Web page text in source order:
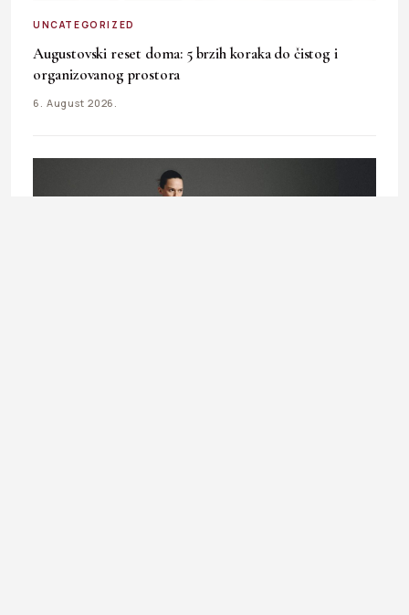
UNCATEGORIZED
Augustovski reset doma: 5 brzih koraka do čistog i
organizovanog prostora
6. August 2026.